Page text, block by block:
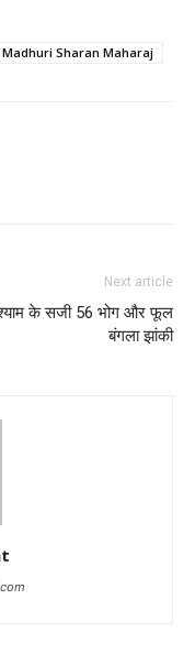
Sharan Maharaj
Next article
श्याम के सजी 56 भोग और फूल
बंगला झांकी